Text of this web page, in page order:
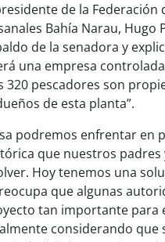
de la Federación
Bahía Narau, Hugo
de la senadora y
una empresa
320 pescadores son
de esta planta”.
podremos enfrentar en
que nuestros padres
Hoy tenemos una
que algunas
tan importante para
considerando que